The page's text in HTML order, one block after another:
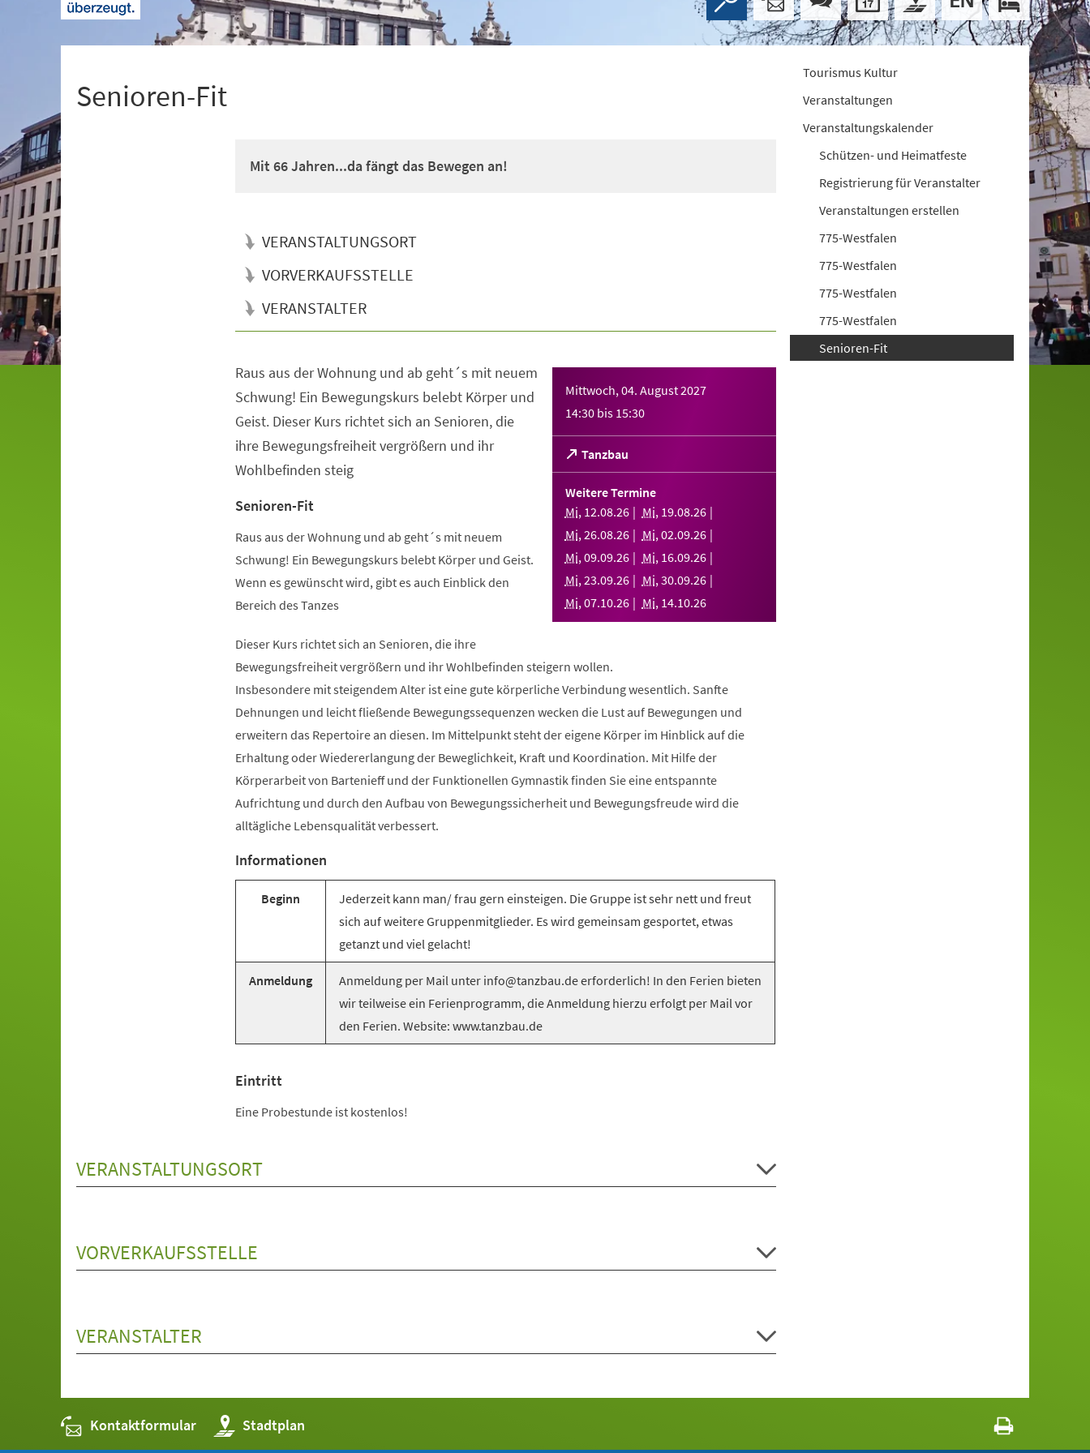
Senioren-Fit
Mit 66 Jahren...da fängt das Bewegen an!
VERANSTALTUNGSORT
VORVERKAUFSSTELLE
VERANSTALTER
Mittwoch, 04. August 2027
14:30 bis 15:30
Tanzbau
(Öffnet
in
einem
neuen
Tab)
Weitere Termine
Mi, 12.08.26 Mi, 19.08.26
Mi,26.08.26 Mi,02.09.26
Mi,09.09.26 Mi, 16.09.26
Mi,23.09.26 Mi,30.09.26
Mi,07.10.26 Mi, 14.10.26
Raus aus der Wohnung und ab geht´s mit neuem
Schwung! Ein Bewegungskurs belebt Körper und
Geist. Dieser Kurs richtet sich an Senioren, die
ihre Bewegungsfreiheit vergrößern und ihr
Wohlbefinden steig
Senioren-Fit
Raus aus der Wohnung und ab geht´s mit neuem
Schwung! Ein Bewegungskurs belebt Körper und Geist.
Wenn es gewünscht wird, gibt es auch Einblick den
Bereich des Tanzes
Dieser Kurs richtet sich an Senioren, die ihre
Bewegungsfreiheit vergrößern und ihr Wohlbefinden steigern wollen.
Insbesondere mit steigendem Alter ist eine gute körperliche Verbindung wesentlich. Sanfte
Dehnungen und leicht fließende Bewegungssequenzen wecken die Lust auf Bewegungen und
erweitern das Repertoire an diesen. Im Mittelpunkt steht der eigene Körper im Hinblick auf die
Erhaltung oder Wiedererlangung der Beweglichkeit, Kraft und Koordination. Mit Hilfe der
Körperarbeit von Bartenieff und der Funktionellen Gymnastik finden Sie eine entspannte
Aufrichtung und durch den Aufbau von Bewegungssicherheit und Bewegungsfreude wird die
alltägliche Lebensqualität verbessert.
Informationen
Beginn
Jederzeit kann man/ frau gern einsteigen. Die Gruppe ist sehr nett und freut
sich auf weitere Gruppenmitglieder. Es wird gemeinsam gesportet, etwas
getanzt und viel gelacht!
Anmeldung
Anmeldung per Mail unter info@tanzbau.de erforderlich! In den Ferien bieten
wir teilweise ein Ferienprogramm, die Anmeldung hierzu erfolgt per Mail vor
den Ferien. Website: www.tanzbau.de
Eintritt
Eine Probestunde ist kostenlos!
VERANSTALTUNGSORT
VORVERKAUFSSTELLE
VERANSTALTER
Tourismus Kultur
Veranstaltungen
Veranstaltungskalender
Schützen- und Heimatfeste
Registrierung für Veranstalter
Veranstaltungen erstellen
775-Westfalen
775-Westfalen
775-Westfalen
775-Westfalen
Senioren-Fit
Kontaktformular Stadtplan
(Öffnet
in